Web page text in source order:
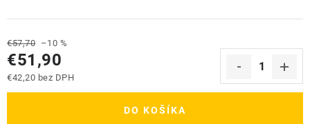
€57,70 –10 %
€51,90
€42,20 bez DPH
Jednotková cena:
DO KOŠÍKA